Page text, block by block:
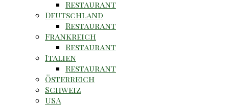
Restaurant
Deutschland
Restaurant
Frankreich
Restaurant
Italien
Restaurant
Österreich
Schweiz
USA